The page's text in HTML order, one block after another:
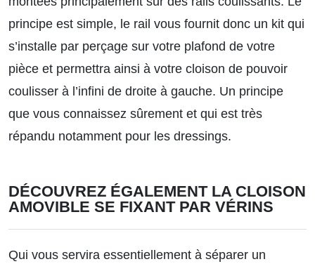
principe est simple, le rail vous fournit donc un kit qui
s’installe par perçage sur votre plafond de votre
pièce et permettra ainsi à votre cloison de pouvoir
coulisser à l’infini de droite à gauche. Un principe
que vous connaissez sûrement et qui est très
répandu notamment pour les dressings.
DÉCOUVREZ ÉGALEMENT LA CLOISON
AMOVIBLE SE FIXANT PAR VÉRINS
Qui vous servira essentiellement à séparer un